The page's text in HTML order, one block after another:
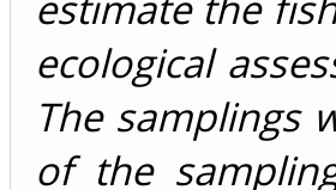
ecological
The samplings
of the